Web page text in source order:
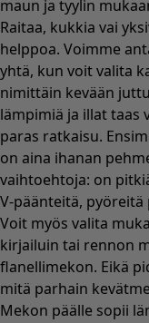
maun ja tyylin
Raitaa, kukkia vai
helppoa. Voimme
yhtä, kun voit valita
nimittäin kevään
lämpimiä ja illat taas
paras ratkaisu.
on aina ihanan
vaihtoehtoja: on
V-päänteitä,
Voit myös valita
kirjailuin tai rennon
flanellimekon. Eikä
mitä parhain
Mekon päälle sopii